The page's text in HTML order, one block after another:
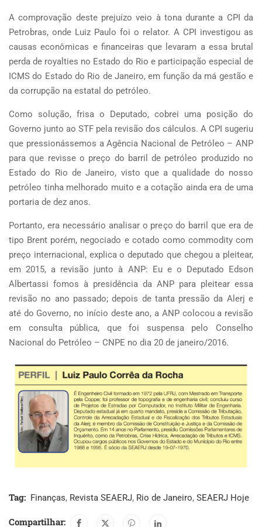
A comprovação deste prejuízo veio à tona durante a CPI da
Petrobras, onde Luiz Paulo foi o relator. A CPI investigou as
causas econômicas e financeiras que levaram a essa brutal
perda de royalties no Estado do Rio e participação especial de
ICMS do Estado do Rio de Janeiro, em função da má gestão e
da corrupção na estatal do petróleo.
Como solução, frisa o Deputado, cobrei uma posição do
Governo junto ao STF pela revisão dos cálculos. A CPI sugeriu
que pressionássemos a Agência Nacional de Petróleo – ANP
para que revisse o preço do barril de petróleo produzido no
Estado do Rio de Janeiro, visto que a qualidade do nosso
petróleo tinha melhorado muito e a cotação ainda era de uma
portaria de dez anos.
Portanto, era necessário analisar o preço do barril que era de
tipo Brent porém, negociado e cotado como commodity com
preço internacional, explica o deputado que chegou a pleitear,
em 2015, a revisão junto à ANP: Eu e o Deputado Edson
Albertassi fomos à presidência da ANP para pleitear essa
revisão no ano passado; depois de tanta pressão da Alerj e
até do Governo, no início deste ano, a ANP colocou a revisão
em consulta pública, que foi suspensa pelo Conselho
Nacional do Petróleo – CNPE no dia 20 de janeiro/2016.
Tag: Finanças, Revista SEAERJ, Rio de Janeiro, SEAERJ Hoje
Compartilhar: